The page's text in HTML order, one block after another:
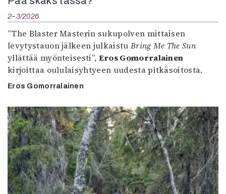
2–3/2026
”The Blaster Masterin sukupolven mittaisen
levytystauon jälkeen julkaistu Bring Me The Sun
yllättää myönteisesti”, Eros Gomorralainen
kirjoittaa oululaisyhtyeen uudesta pitkäsoitosta.
Eros Gomorralainen